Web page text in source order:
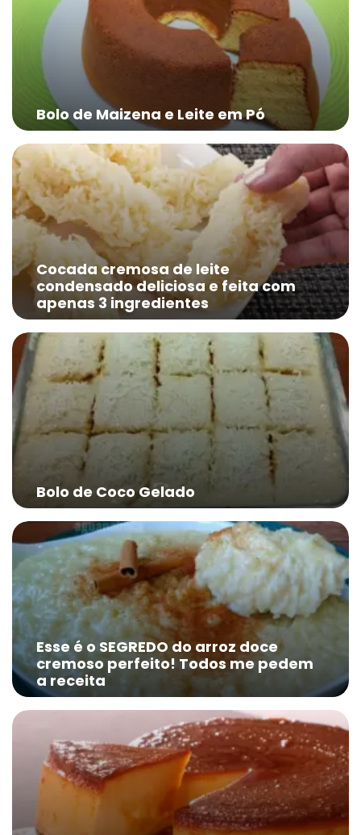
Bolo de Maizena e Leite em Pó
Cocada cremosa de leite
condensado deliciosa e feita com
apenas 3 ingredientes
Bolo de Coco Gelado
Esse é o SEGREDO do arroz doce
cremoso perfeito! Todos me pedem
a receita